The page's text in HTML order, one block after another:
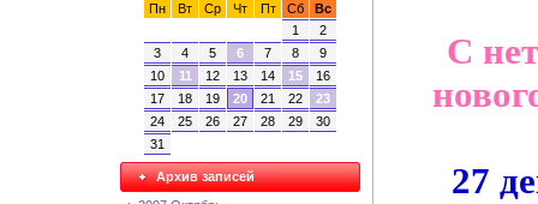
Пн
Вт Ср Чт Пт Сб
Вс
1
2
3
4 5 6 7 8
9
10
11 12 13 14 15
16
17
18 19 20 21 22
23
24
25 26 27 28 29
30
31
Архив записей
С
27